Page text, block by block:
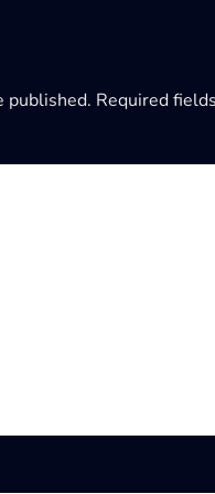
published. Required